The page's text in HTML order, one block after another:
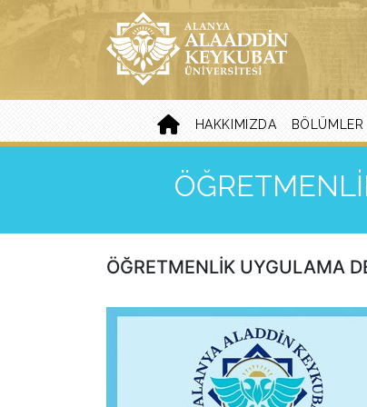
HAKKIMIZDA BÖLÜMLER
ÖĞRETMENLİK UYGULAMA